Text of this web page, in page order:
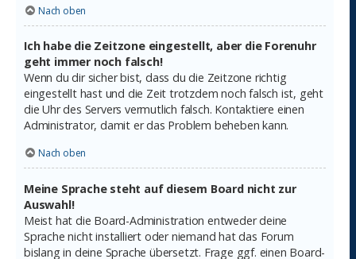
Nach oben
Ich habe die Zeitzone eingestellt, aber die Forenuhr
geht immer noch falsch!
Wenn du dir sicher bist, dass du die Zeitzone richtig
eingestellt hast und die Zeit trotzdem noch falsch ist, geht
die Uhr des Servers vermutlich falsch. Kontaktiere einen
Administrator, damit er das Problem beheben kann.
Nach oben
Meine Sprache steht auf diesem Board nicht zur
Auswahl!
Meist hat die Board-Administration entweder deine
Sprache nicht installiert oder niemand hat das Forum
bislang in deine Sprache übersetzt. Frage ggf. einen Board-